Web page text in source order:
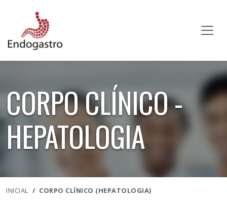
CORPO CLÍNICO -
HEPATOLOGIA
INICIAL CORPO CLÍNICO (HEPATOLOGIA)